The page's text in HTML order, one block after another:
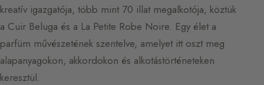
kreatív igazgatója, több mint 70 illat megalkotója, köztük
a Cuir Beluga és a La Petite Robe Noire. Egy élet a
parfüm művészetének szentelve, amelyet itt oszt meg
alapanyagokon, akkordokon és alkotástörténeteken
keresztül.